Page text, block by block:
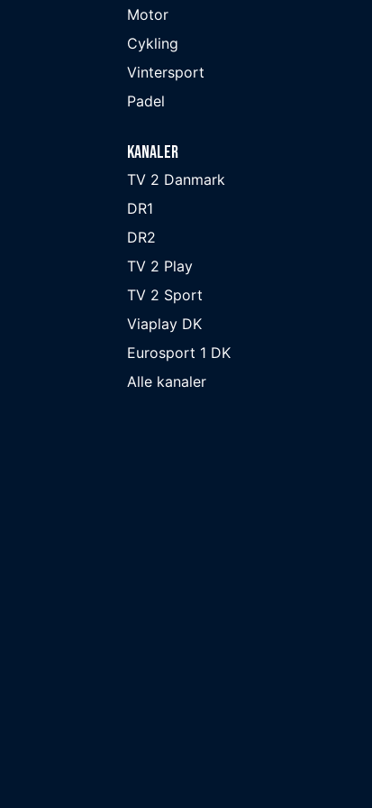
Motor
Cykling
Vintersport
Padel
Kanaler
TV 2 Danmark
DR1
DR2
TV 2 Play
TV 2 Sport
Viaplay DK
Eurosport 1 DK
Alle kanaler